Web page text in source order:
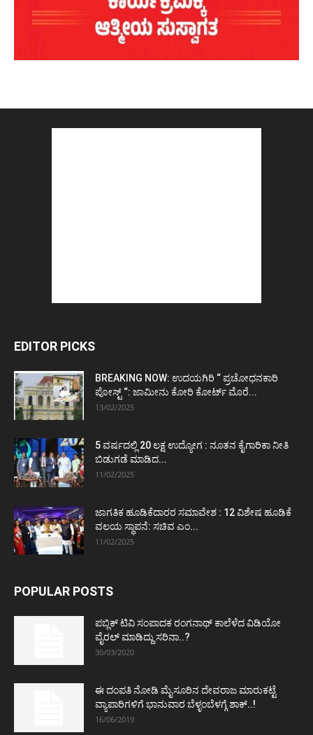
EDITOR PICKS
BREAKING NOW: ಉದಯಗಿರಿ “ ಪ್ರಚೋಧನಕಾರಿ
ಪೋಸ್ಟ್‌ “: ಜಾಮೀನು ಕೋರಿ ಕೋರ್ಟ್‌ ಮೊರೆ...
13/02/2025
5 ವರ್ಷದಲ್ಲಿ 20 ಲಕ್ಷ ಉದ್ಯೋಗ : ನೂತನ ಕೈಗಾರಿಕಾ ನೀತಿ
ಬಿಡುಗಡೆ ಮಾಡಿದ...
11/02/2025
ಜಾಗತಿಕ ಹೂಡಿಕೆದಾರರ ಸಮಾವೇಶ : 12 ವಿಶೇಷ ಹೂಡಿಕೆ
ವಲಯ ಸ್ಥಾಪನೆ: ಸಚಿವ ಎಂ...
11/02/2025
POPULAR POSTS
ಪಬ್ಲಿಕ್ ಟಿವಿ ಸಂಪಾದಕ ರಂಗನಾಥ್ ಕಾಲೆಳೆದ ವಿಡಿಯೋ
ವೈರಲ್ ಮಾಡಿದ್ದು ಸರಿನಾ..?
30/03/2020
ಈ ದಂಪತಿ ನೋಡಿ ಮೈಸೂರಿನ ದೇವರಾಜ ಮಾರುಕಟ್ಟೆ
ವ್ಯಾಪಾರಿಗಳಿಗೆ ಭಾನುವಾರ ಬೆಳ್ಳಂಬೆಳಗ್ಗೆ ಶಾಕ್..!
16/06/2019